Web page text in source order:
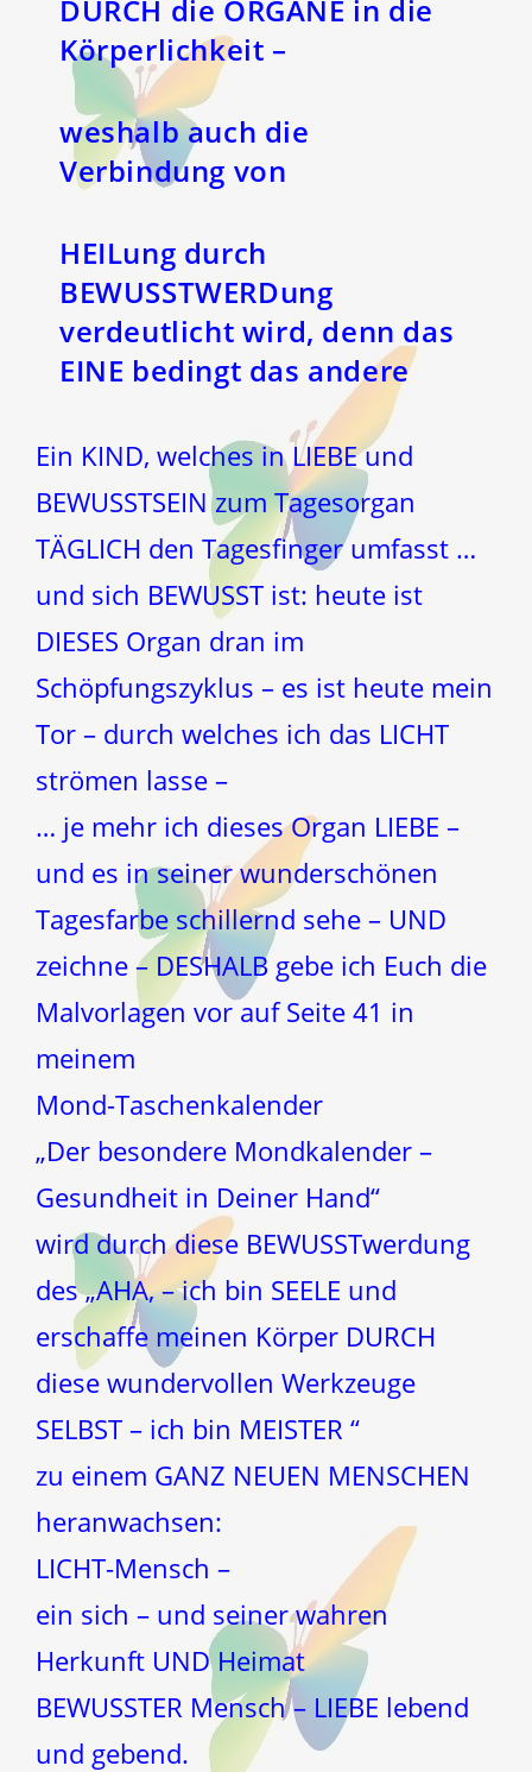
DURCH die ORGANE in die
Körperlichkeit –
weshalb auch die
Verbindung von
HEILung durch
BEWUSSTWERDung
verdeutlicht wird, denn das
EINE bedingt das andere
Ein KIND, welches in LIEBE und
BEWUSSTSEIN zum Tagesorgan
TÄGLICH den Tagesfinger umfasst …
und sich BEWUSST ist: heute ist
DIESES Organ dran im
Schöpfungszyklus – es ist heute mein
Tor – durch welches ich das LICHT
strömen lasse –
… je mehr ich dieses Organ LIEBE –
und es in seiner wunderschönen
Tagesfarbe schillernd sehe – UND
zeichne – DESHALB gebe ich Euch die
Malvorlagen vor auf Seite 41 in
meinem
Mond-Taschenkalender
„Der besondere Mondkalender –
Gesundheit in Deiner Hand“
wird durch diese BEWUSSTwerdung
des „AHA, – ich bin SEELE und
erschaffe meinen Körper DURCH
diese wundervollen Werkzeuge
SELBST – ich bin MEISTER “
zu einem GANZ NEUEN MENSCHEN
heranwachsen:
LICHT-Mensch –
ein sich – und seiner wahren
Herkunft UND Heimat
BEWUSSTER Mensch – LIEBE lebend
und gebend.